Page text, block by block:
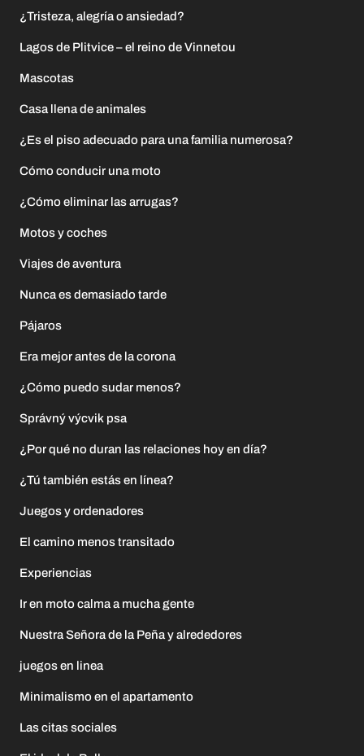
¿Tristeza, alegría o ansiedad?
Lagos de Plitvice – el reino de Vinnetou
Mascotas
Casa llena de animales
¿Es el piso adecuado para una familia numerosa?
Cómo conducir una moto
¿Cómo eliminar las arrugas?
Motos y coches
Viajes de aventura
Nunca es demasiado tarde
Pájaros
Era mejor antes de la corona
¿Cómo puedo sudar menos?
Správný výcvik psa
¿Por qué no duran las relaciones hoy en día?
¿Tú también estás en línea?
Juegos y ordenadores
El camino menos transitado
Experiencias
Ir en moto calma a mucha gente
Nuestra Señora de la Peña y alrededores
juegos en linea
Minimalismo en el apartamento
Las citas sociales